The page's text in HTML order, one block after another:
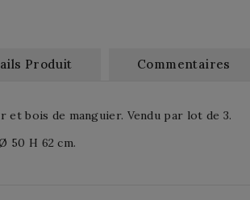
Produit Commentaires
bois de manguier. Vendu par lot de 3.
50 H 62 cm.